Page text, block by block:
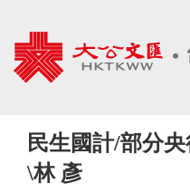
民生國計/部分
\林 彥